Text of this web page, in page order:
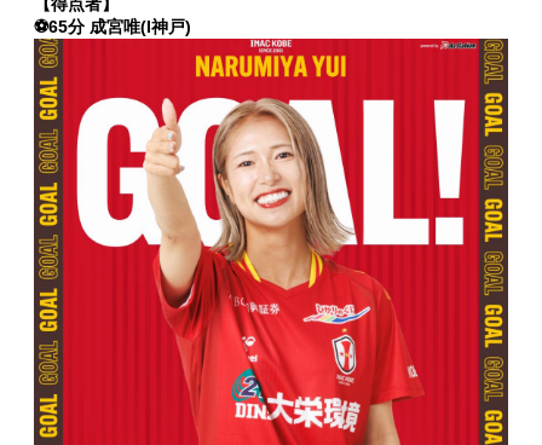
【得点者】
⚽65分 成宮唯(I神戸)